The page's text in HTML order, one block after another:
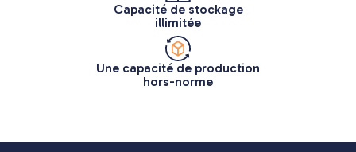
Capacité de stockage
illimitée
Une capacité de production
hors-norme